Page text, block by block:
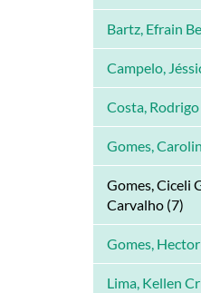
Bartz, Efrain
Campelo,
Costa,
Gomes,
Gomes, Ciceli
Carvalho (7)
Gomes,
Lima, Kellen